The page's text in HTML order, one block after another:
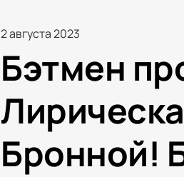
2 августа 2023
Бэтмен
Бронной!